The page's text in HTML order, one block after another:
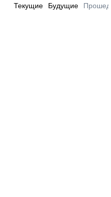
Текущие Будущие